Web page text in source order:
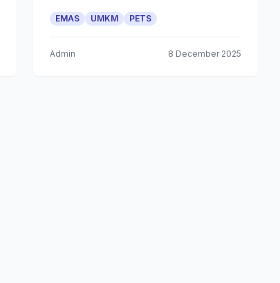
EMAS UMKM PETS
Admin 8 December 2025